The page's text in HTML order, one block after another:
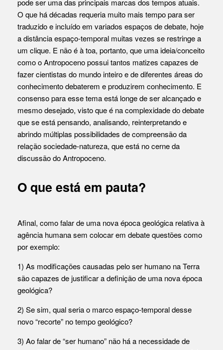
pode ser uma das principais marcas dos tempos atuais.
O que há décadas requeria muito mais tempo para ser
traduzido e incluído em variados espaços de debate, hoje
a distância espaço-temporal muitas vezes se restringe a
um clique. E não é à toa, portanto, que uma ideia/conceito
como o Antropoceno possui tantos matizes capazes de
fazer cientistas do mundo inteiro e de diferentes áreas do
conhecimento debaterem e produzirem conhecimento. E
consenso para esse tema está longe de ser alcançado e
mesmo desejado, visto que é na complexidade do debate
que se está pensando, analisando, reinterpretando e
abrindo múltiplas possibilidades de compreensão da
relação sociedade-natureza, que está no cerne da
discussão do Antropoceno.
O que está em pauta?
Afinal, como falar de uma nova época geológica relativa à
agência humana sem colocar em debate questões como
por exemplo:
1) As modificações causadas pelo ser humano na Terra
são capazes de justificar a definição de uma nova época
geológica?
2) Se sim, qual seria o marco espaço-temporal desse
novo “recorte” no tempo geológico?
3) Ao falar de “ser humano” não há a necessidade de